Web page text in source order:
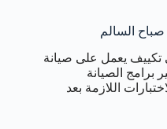
السالم
تكييف يعمل على صيانة
برامج الصيانة
اللازمة بعد